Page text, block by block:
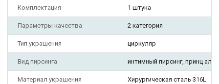
Комплектация 1 штука
Параметры качества 2 категория
Тип украшения циркуляр
Вид пирсинга интимный пирсинг, принц
Материал украшения Хирургическая сталь 316L